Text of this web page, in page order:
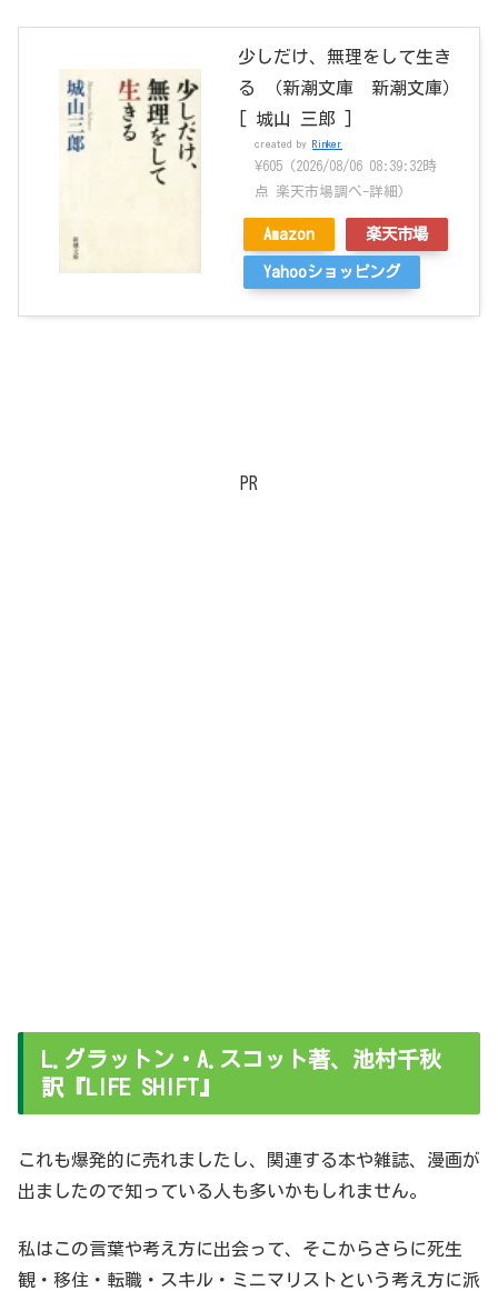
少しだけ、無理をして生き
る （新潮文庫 新潮文庫）
[ 城山 三郎 ]
created by Rinker
¥605
(2026/08/06 08:39:32時
点 楽天市場調べ-詳細)
Amazon 楽天市場
Yahooショッピング
PR
L.グラットン・A.スコット著、池村千秋
訳『LIFE SHIFT』
これも爆発的に売れましたし、関連する本や雑誌、漫画が
出ましたので知っている人も多いかもしれません。
私はこの言葉や考え方に出会って、そこからさらに死生
観・移住・転職・スキル・ミニマリストという考え方に派